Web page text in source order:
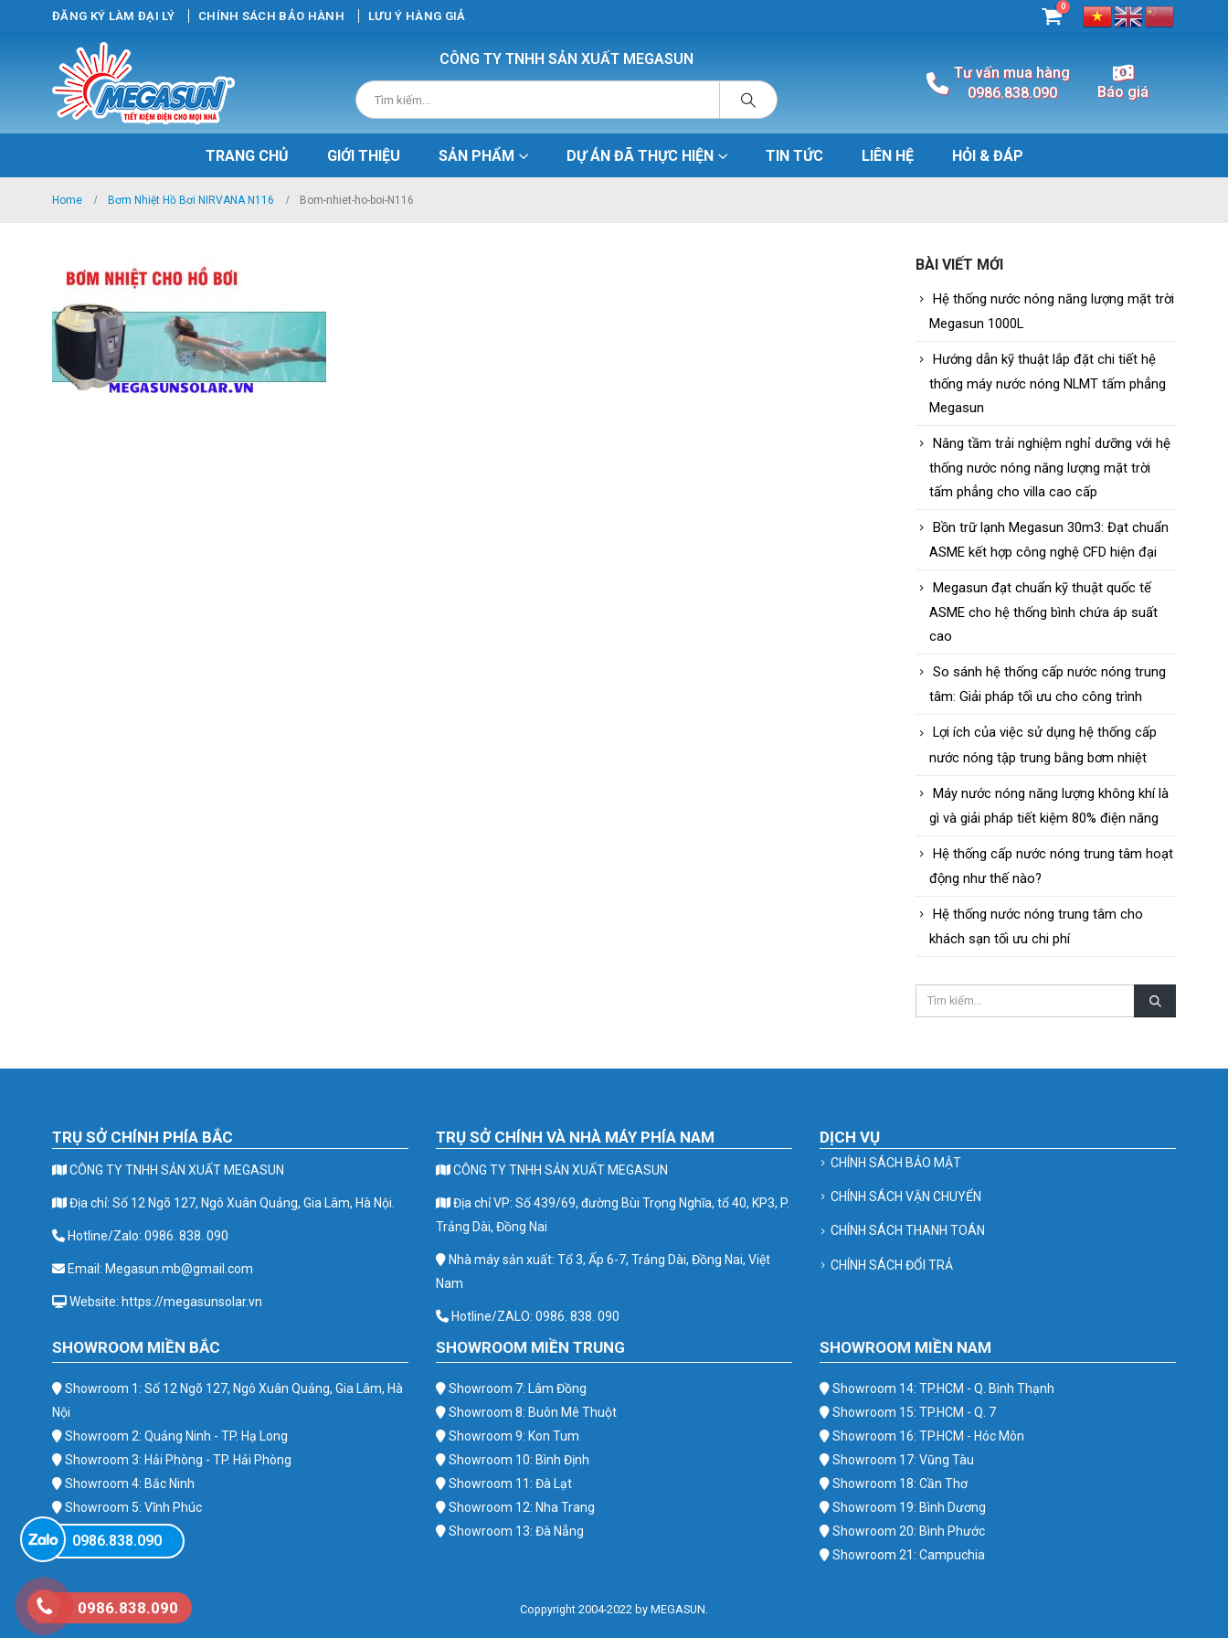
ĐĂNG KÝ LÀM ĐẠI LÝ CHÍNH SÁCH BẢO HÀNH LƯU Ý HÀNG GIẢ
0
CÔNG TY TNHH SẢN XUẤT MEGASUN
Tư vấn mua hàng
0986.838.090
Báo giá
TRANG CHỦ GIỚI THIỆU SẢN PHẨM DỰ ÁN ĐÃ THỰC HIỆN TIN TỨC LIÊN HỆ HỎI & ĐÁP
Home Bơm Nhiệt Hồ Bơi NIRVANA N116 Bom-nhiet-ho-boi-N116
BÀI VIẾT MỚI
Hệ thống nước nóng năng lượng mặt trời
Megasun 1000L
Hướng dẫn kỹ thuật lắp đặt chi tiết hệ
thống máy nước nóng NLMT tấm phẳng
Megasun
Nâng tầm trải nghiệm nghỉ dưỡng với hệ
thống nước nóng năng lượng mặt trời
tấm phẳng cho villa cao cấp
Bồn trữ lạnh Megasun 30m3: Đạt chuẩn
ASME kết hợp công nghệ CFD hiện đại
Megasun đạt chuẩn kỹ thuật quốc tế
ASME cho hệ thống bình chứa áp suất
cao
So sánh hệ thống cấp nước nóng trung
tâm: Giải pháp tối ưu cho công trình
Lợi ích của việc sử dụng hệ thống cấp
nước nóng tập trung bằng bơm nhiệt
Máy nước nóng năng lượng không khí là
gì và giải pháp tiết kiệm 80% điện năng
Hệ thống cấp nước nóng trung tâm hoạt
động như thế nào?
Hệ thống nước nóng trung tâm cho
khách sạn tối ưu chi phí
TRỤ SỞ CHÍNH PHÍA BẮC
CÔNG TY TNHH SẢN XUẤT MEGASUN
Địa chỉ: Số 12 Ngõ 127, Ngô Xuân Quảng, Gia Lâm, Hà Nội.
Hotline/Zalo: 0986. 838. 090
Email: Megasun.mb@gmail.com
Website: https://megasunsolar.vn
TRỤ SỞ CHÍNH VÀ NHÀ MÁY PHÍA NAM
CÔNG TY TNHH SẢN XUẤT MEGASUN
Địa chỉ VP: Số 439/69, đường Bùi Trọng Nghĩa, tổ 40, KP3, P.
Trảng Dài, Đồng Nai
Nhà máy sản xuất: Tổ 3, Ấp 6-7, Trảng Dài, Đồng Nai, Việt
Nam
Hotline/ZALO: 0986. 838. 090
DỊCH VỤ
CHÍNH SÁCH BẢO MẬT
CHÍNH SÁCH VẬN CHUYỂN
CHÍNH SÁCH THANH TOÁN
CHÍNH SÁCH ĐỔI TRẢ
SHOWROOM MIỀN BẮC
Showroom 1: Số 12 Ngõ 127, Ngô Xuân Quảng, Gia Lâm, Hà
Nội
Showroom 2: Quảng Ninh - TP. Hạ Long
Showroom 3: Hải Phòng - TP. Hải Phòng
Showroom 4: Bắc Ninh
Showroom 5: Vĩnh Phúc
Showroom 6: Ba Vì
SHOWROOM MIỀN TRUNG
Showroom 7: Lâm Đồng
Showroom 8: Buôn Mê Thuột
Showroom 9: Kon Tum
Showroom 10: Bình Định
Showroom 11: Đà Lạt
Showroom 12: Nha Trang
Showroom 13: Đà Nẵng
SHOWROOM MIỀN NAM
Showroom 14: TP.HCM - Q. Bình Thạnh
Showroom 15: TP.HCM - Q. 7
Showroom 16: TP.HCM - Hóc Môn
Showroom 17: Vũng Tàu
Showroom 18: Cần Thơ
Showroom 19: Bình Dương
Showroom 20: Bình Phước
Showroom 21: Campuchia
Coppyright 2004-2022 by MEGASUN.
0986.838.090
0986.838.090